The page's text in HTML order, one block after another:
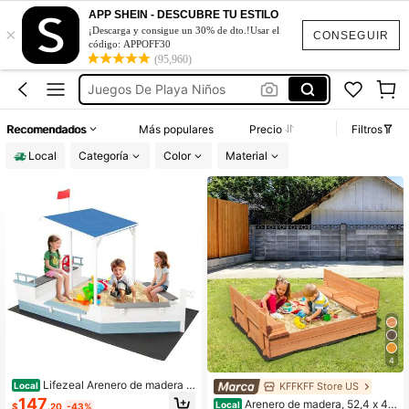
CONSEGUIR
×
APP SHEIN - DESCUBRE TU ESTILO
¡Descarga y consigue un 30% de dto.!Usar el
código: APPOFF30
(95,960)
Juguetes De Playa Pequeños
Juguetes Para Arena
Juguetes De Playas
Juegos De Playa Niños
Juguetes Para Arena
Recomendados Más populares Precio
Filtros
Local
Categoría Color Material
Local Lifezeal Arenero de madera d
e abeto con toldo inclinado, varios
$147.20 -43%
4
KFFKFF Store US
Local Arenero de madera, 52,4 x 47,